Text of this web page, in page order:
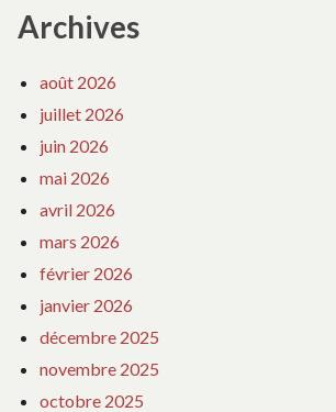
Archives
août 2026
juillet 2026
juin 2026
mai 2026
avril 2026
mars 2026
février 2026
janvier 2026
décembre 2025
novembre 2025
octobre 2025